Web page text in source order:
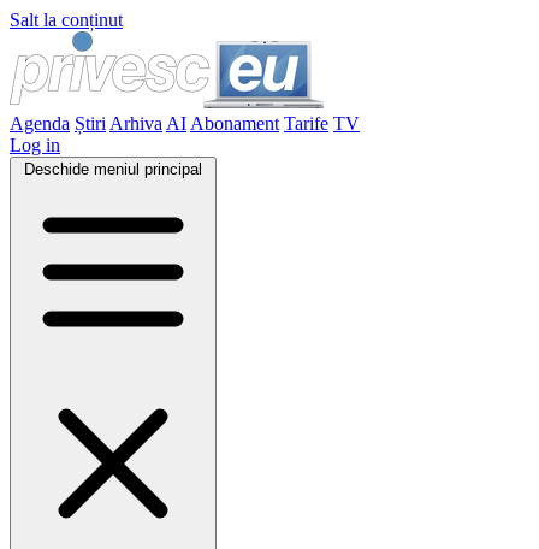
Salt la conținut
Agenda Știri Arhiva AI Abonament Tarife TV
Log in
Deschide meniul principal